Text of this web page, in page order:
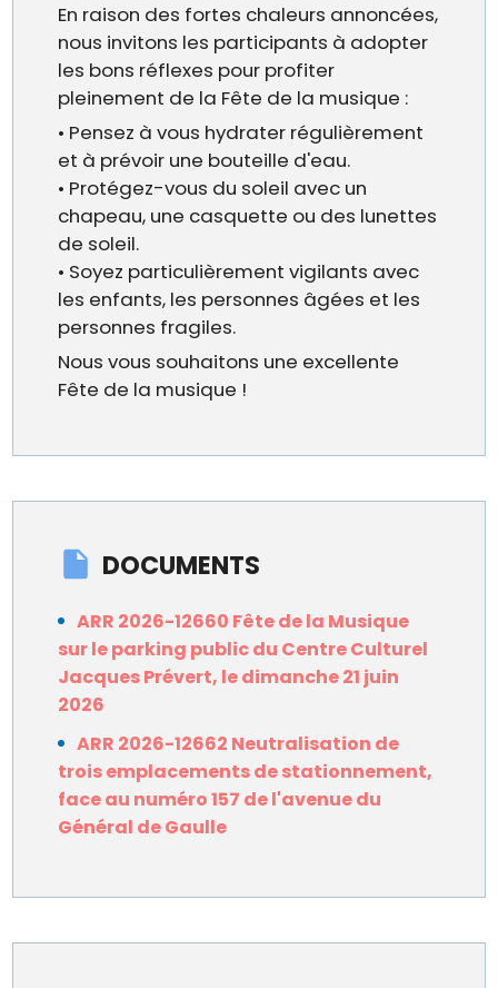
En raison des fortes chaleurs annoncées,
nous invitons les participants à adopter
les bons réflexes pour profiter
pleinement de la Fête de la musique :
• Pensez à vous hydrater régulièrement
et à prévoir une bouteille d'eau.
• Protégez-vous du soleil avec un
chapeau, une casquette ou des lunettes
de soleil.
• Soyez particulièrement vigilants avec
les enfants, les personnes âgées et les
personnes fragiles.
Nous vous souhaitons une excellente
Fête de la musique !
DOCUMENTS
ARR 2026-12660 Fête de la Musique
sur le parking public du Centre Culturel
Jacques Prévert, le dimanche 21 juin
2026
ARR 2026-12662 Neutralisation de
trois emplacements de stationnement,
face au numéro 157 de l'avenue du
Général de Gaulle